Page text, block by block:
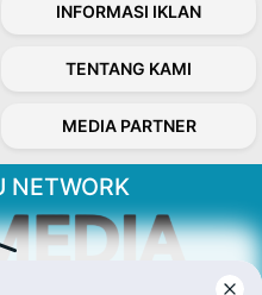
INFORMASI IKLAN
TENTANG KAMI
MEDIA PARTNER
NETWORK